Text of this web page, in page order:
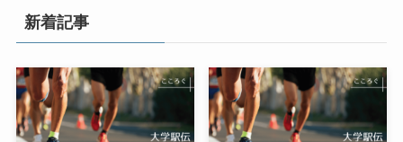
新着記事